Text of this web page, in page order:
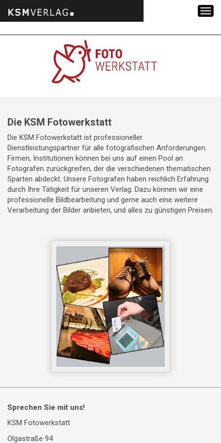
Die KSM Fotowerkstatt
Die KSM Fotowerkstatt ist professioneller
Dienstleistungspartner für alle fotografischen Anforderungen.
Firmen, Institutionen können bei uns auf einen Pool an
Fotografen zurückgreifen, der die verschiedenen thematischen
Sparten abdeckt. Unsere Fotografen haben reichlich Erfahrung
durch Ihre Tätigkeit für unseren Verlag. Dazu können wir eine
professionelle Bildbearbeitung und gerne auch eine weitere
Verarbeitung der Bilder anbieten, und alles zu günstigen Preisen.
Sprechen Sie mit uns!
KSM Fotowerkstatt
Olgastraße 94